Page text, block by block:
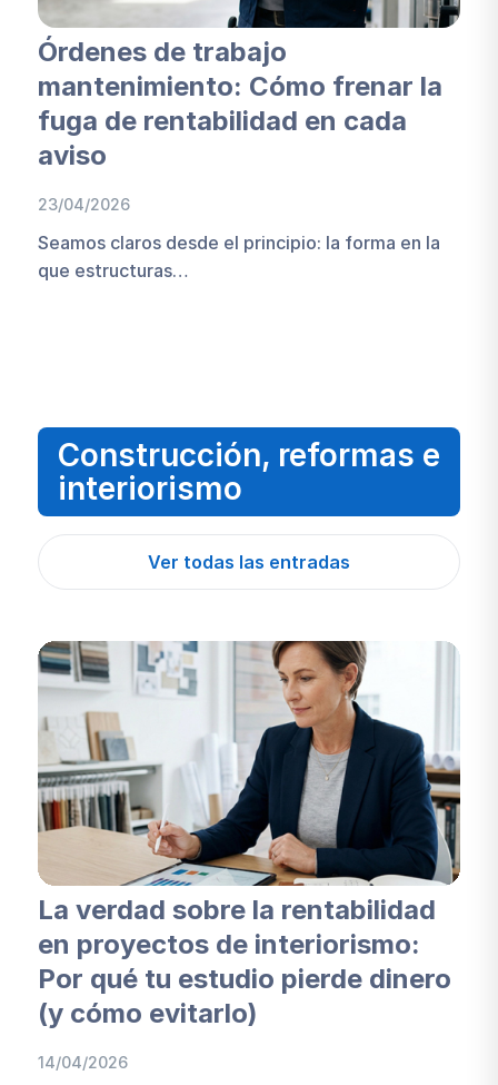
Órdenes de trabajo
mantenimiento: Cómo frenar la
fuga de rentabilidad en cada
aviso
23/04/2026
Seamos claros desde el principio: la forma en la
que estructuras…
Construcción, reformas e
interiorismo
Ver todas las entradas
La verdad sobre la rentabilidad
en proyectos de interiorismo:
Por qué tu estudio pierde dinero
(y cómo evitarlo)
14/04/2026